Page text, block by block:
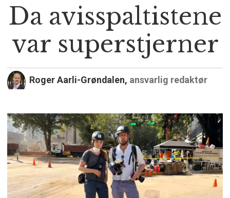
Da avisspaltistene
var superstjerner
Roger Aarli-Grøndalen, ansvarlig redaktør